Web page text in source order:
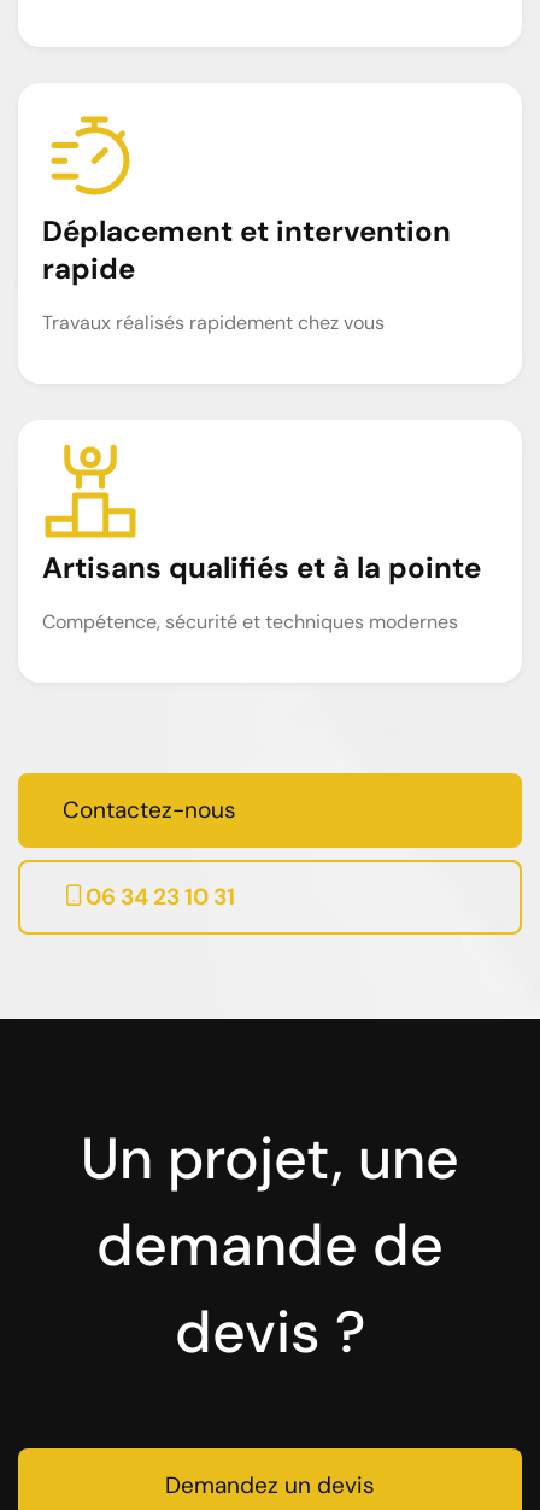
Déplacement et intervention
rapide
Travaux réalisés rapidement chez vous
Artisans qualifiés et à la pointe
Compétence, sécurité et techniques modernes
Contactez-nous
06 34 23 10 31
Un projet, une
demande de
devis ?
Demandez un devis